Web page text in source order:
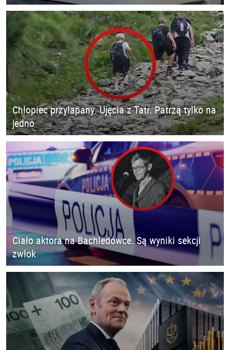
Chłopiec przyłapany. Ujęcia z Tatr. Patrzą tylko na
jedno
Ciało aktora na Bachledówce. Są wyniki sekcji
zwłok